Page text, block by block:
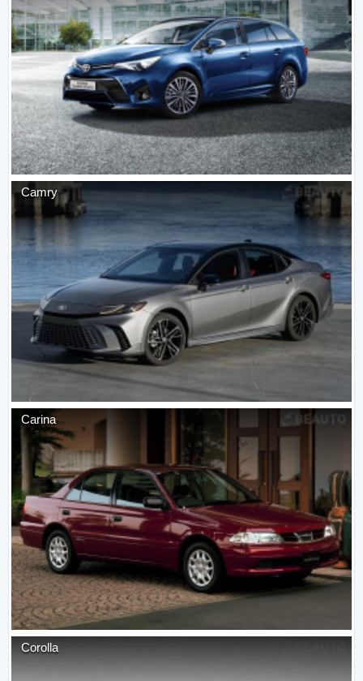
Camry
Carina
Corolla